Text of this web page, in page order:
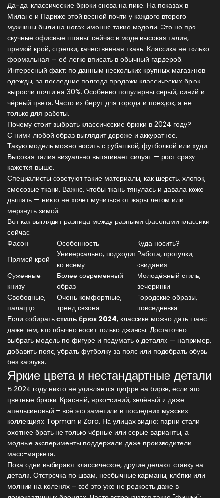
Да-да, классические брюки снова на пике. На показах в
Милане и Париже этой весной почти у каждого второго
мужчины были на ногах именно такие модели. Это не про
скучные офисные штаны: сейчас в моде высокая талия,
прямой крой, стрелки, качественная ткань. Классика не только
формальная — её легко вписать в обычный гардероб.
Интересный факт: по данным нескольких крупных магазинов
одежды, за последние полгода продажи классических брюк
выросли почти на 30%. Особенно популярны серый, синий и
чёрный цвета. Часто их берут для города и поездок, а не
только для работы.
Почему стоит выбрать классические брюки в 2024 году?
С ними любой образ выглядит дороже и аккуратнее.
Такую модель можно носить с рубашкой, футболкой или худи.
Высокая талия визуально вытягивает силуэт — рост сразу
кажется выше.
Специалисты советуют такие материалы, как шерсть, хлопок,
смесовые ткани. Важно, чтобы ткань тянулась и давала коже
дышать — никто не хочет мучиться от жары летом или
мерзнуть зимой.
Вот как выглядит разница между разными фасонами классики
сейчас:
Фасон
Особенность
Куда носить?
Прямой крой
Универсально, подходит
ко всему
Работа, прогулки,
свидания
Суженные
книзу
Более современный
образ
Молодёжный стиль,
вечеринки
Свободные,
палаццо
Очень комфортные,
тренд сезона
Городские образы,
повседневка
Если собирать стиль брюк 2024, классике можно дать шанс
даже тем, кто обычно носит только джинсы. Достаточно
выбрать модель по фигуре и подумать о деталях — например,
добавить пояс, убрать футболку за пояс или подобрать обувь
без каблука.
Яркие цвета и нестандартные детали
В 2024 году никто не удивляется цифре на бирке, если это
цветные брюки. Красный, ярко-синий, зелёный и даже
апельсиновый – всё это заметили в последних мужских
коллекциях Topman и Zara. На улицах видно: парни стали
охотнее брать не только чёрные или серые варианты, а
модные эксперименты поддержали даже производители
масс-маркета.
Пока одни выбирают классическое, другие делают ставку на
детали. Отстрочка по швам, необычные карманы, клёпки или
молнии на коленях – всё это уже не редкость даже в